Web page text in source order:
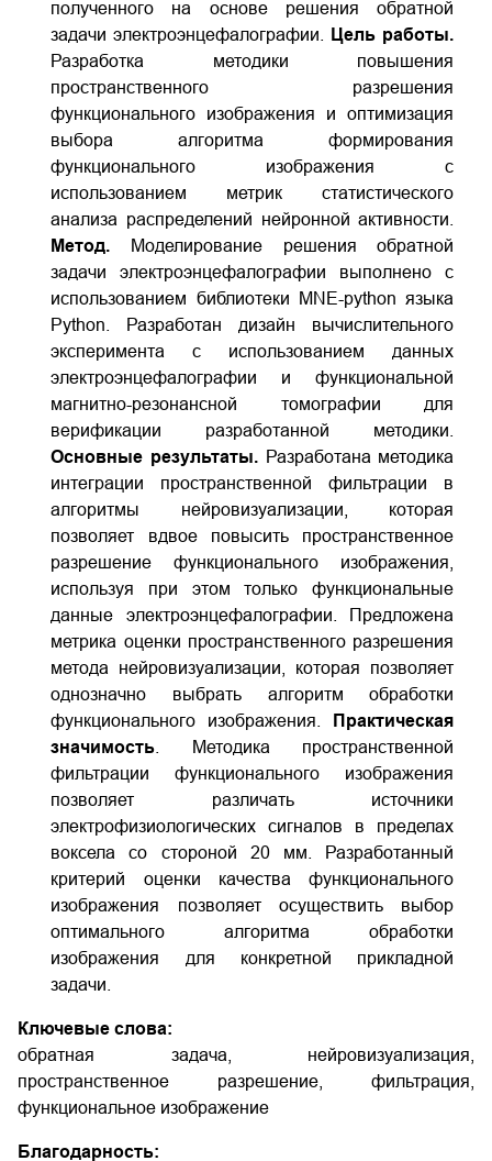
полученного на основе решения обратной
задачи электроэнцефалографии.
Цель работы.
Разработка методики повышения
пространственного разрешения
функционального изображения и оптимизация
выбора алгоритма формирования
функционального изображения с
использованием метрик статистического
анализа распределений нейронной активности.
Метод.
Моделирование решения обратной
задачи электроэнцефалографии выполнено с
использованием библиотеки MNE-python языка
Python. Разработан дизайн вычислительного
эксперимента с использованием данных
электроэнцефалографии и функциональной
магнитно-резонансной томографии для
верификации разработанной методики.
Основные результаты.Разработана методика
интеграции пространственной фильтрации в
алгоритмы нейровизуализации, которая
позволяет вдвое повысить пространственное
разрешение функционального изображения,
используя при этом только функциональные
данные электроэнцефалографии. Предложена
метрика оценки пространственного разрешения
метода нейровизуализации, которая позволяет
однозначно выбрать алгоритм обработки
функционального изображения.
Практическая
значимость . Методика пространственной
фильтрации функционального изображения
позволяет различать источники
электрофизиологических сигналов в пределах
воксела со стороной 20 мм. Разработанный
критерий оценки качества функционального
изображения позволяет осуществить выбор
оптимального алгоритма обработки
изображения для конкретной прикладной
задачи.
Ключевые слова:
обратная задача, нейровизуализация,
пространственное разрешение, фильтрация,
функциональное изображение
Благодарность: